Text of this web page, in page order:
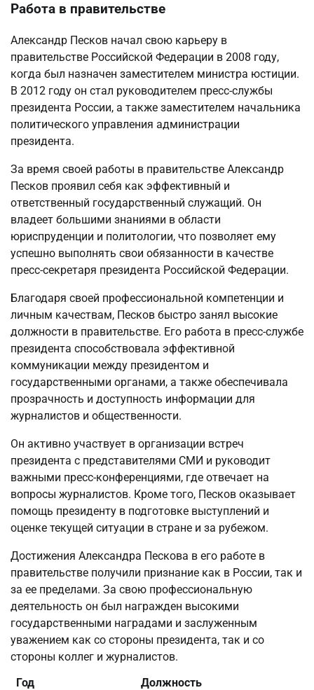
Работа в правительстве
Александр Песков начал свою карьеру в
правительстве Российской Федерации в 2008 году,
когда был назначен заместителем министра юстиции.
В 2012 году он стал руководителем пресс-службы
президента России, а также заместителем начальника
политического управления администрации
президента.
За время своей работы в правительстве Александр
Песков проявил себя как эффективный и
ответственный государственный служащий. Он
владеет большими знаниями в области
юриспруденции и политологии, что позволяет ему
успешно выполнять свои обязанности в качестве
пресс-секретаря президента Российской Федерации.
Благодаря своей профессиональной компетенции и
личным качествам, Песков быстро занял высокие
должности в правительстве. Его работа в пресс-службе
президента способствовала эффективной
коммуникации между президентом и
государственными органами, а также обеспечивала
прозрачность и доступность информации для
журналистов и общественности.
Он активно участвует в организации встреч
президента с представителями СМИ и руководит
важными пресс-конференциями, где отвечает на
вопросы журналистов. Кроме того, Песков оказывает
помощь президенту в подготовке выступлений и
оценке текущей ситуации в стране и за рубежом.
Достижения Александра Пескова в его работе в
правительстве получили признание как в России, так и
за ее пределами. За свою профессиональную
деятельность он был награжден высокими
государственными наградами и заслуженным
уважением как со стороны президента, так и со
стороны коллег и журналистов.
Год
Должность